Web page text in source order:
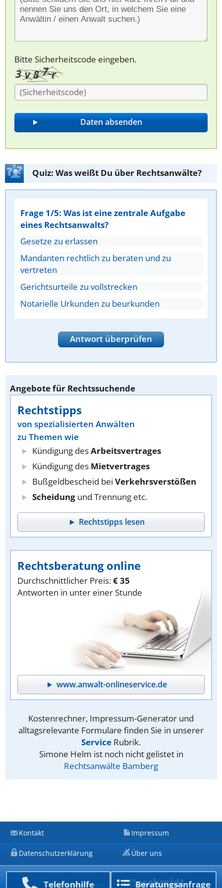
Bitte Sicherheitscode eingeben.
Quiz: Was weißt Du über Rechtsanwälte?
Frage 1/5: Was ist eine zentrale Aufgabe
eines Rechtsanwalts?
Gesetze zu erlassen
Mandanten rechtlich zu beraten und zu
vertreten
Gerichtsurteile zu vollstrecken
Notarielle Urkunden zu beurkunden
Antwort überprüfen
Angebote für Rechtssuchende
Rechtstipps
von spezialisierten Anwälten
zu Themen wie
Kündigung desArbeitsvertrages
Kündigung des Mietvertrages
Bußgeldbescheid bei Verkehrsverstößen
Scheidung und Trennung etc.
Rechtstipps lesen
Rechtsberatung online
Durchschnittlicher Preis:€ 35
Antworten in unter einer Stunde
www.anwalt-onlineservice.de
Kostenrechner, Impressum-Generator und
alltagsrelevante Formulare finden Sie in unserer
Service Rubrik.
Simone Helm ist noch nicht gelistet in
Rechtsanwälte Bamberg
Telefon­hilfe Beratungs­anfrage
Kontakt Impressum
Datenschutzerklärung Über uns
Ein Unternehmen von